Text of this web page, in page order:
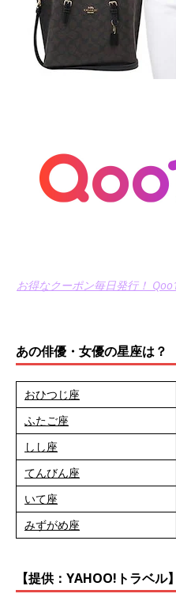
お得なクーポン毎日発行！
あの俳優・女優の星座は？
おひつじ座
ふたご座
しし座
てんびん座
いて座
みずがめ座
【提供：YAHOO!トラベル】